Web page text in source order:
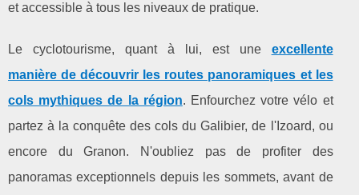
et accessible à tous les niveaux de pratique.
Le cyclotourisme, quant à lui, est une excellente
manière de découvrir les routes panoramiques et les
cols mythiques de la région. Enfourchez votre vélo et
partez à la conquête des cols du Galibier, de l'Izoard, ou
encore du Granon. N'oubliez pas de profiter des
panoramas exceptionnels depuis les sommets, avant de